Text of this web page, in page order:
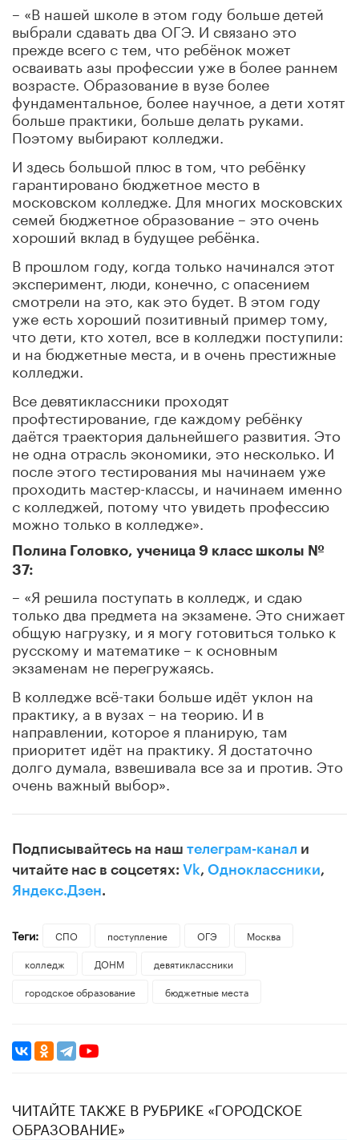
– «В нашей школе в этом году больше детей
выбрали сдавать два ОГЭ. И связано это
прежде всего с тем, что ребёнок может
осваивать азы профессии уже в более раннем
возрасте. Образование в вузе более
фундаментальное, более научное, а дети хотят
больше практики, больше делать руками.
Поэтому выбирают колледжи.
И здесь большой плюс в том, что ребёнку
гарантировано бюджетное место в
московском колледже. Для многих московских
семей бюджетное образование – это очень
хороший вклад в будущее ребёнка.
В прошлом году, когда только начинался этот
эксперимент, люди, конечно, с опасением
смотрели на это, как это будет. В этом году
уже есть хороший позитивный пример тому,
что дети, кто хотел, все в колледжи поступили:
и на бюджетные места, и в очень престижные
колледжи.
Все девятиклассники проходят
профтестирование, где каждому ребёнку
даётся траектория дальнейшего развития. Это
не одна отрасль экономики, это несколько. И
после этого тестирования мы начинаем уже
проходить мастер-классы, и начинаем именно
с колледжей, потому что увидеть профессию
можно только в колледже».
Полина Головко, ученица 9 класс школы №
37:
– «Я решила поступать в колледж, и сдаю
только два предмета на экзамене. Это снижает
общую нагрузку, и я могу готовиться только к
русскому и математике – к основным
экзаменам не перегружаясь.
В колледже всё-таки больше идёт уклон на
практику, а в вузах – на теорию. И в
направлении, которое я планирую, там
приоритет идёт на практику. Я достаточно
долго думала, взвешивала все за и против. Это
очень важный выбор».
Подписывайтесь на наш телеграм-канал и
читайте нас в соцсетях: Vk, Одноклассники,
Яндекс.Дзен.
Теги: СПО поступление ОГЭ
Москва
колледж
ДОНМ
девятиклассники
городское образование
бюджетные места
ЧИТАЙТЕ ТАКЖЕ В РУБРИКЕ «ГОРОДСКОЕ
ОБРАЗОВАНИЕ»